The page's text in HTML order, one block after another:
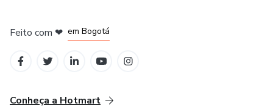
Feito com ❤ em Bogotá
Conheça a Hotmart